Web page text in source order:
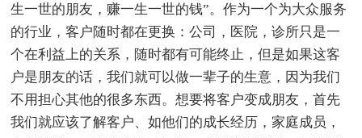
生一世的朋友，赚一生一世的钱”。作为一个为大众服务
的行业，客户随时都在更换：公司，医院，诊所只是一
个在利益上的关系，随时都有可能终止，但是如果这客
户是朋友的话，我们就可以做一辈子的生意，因为我们
不用担心其他的很多东西。想要将客户变成朋友，首先
我们就应该了解客户、如他们的成长经历，家庭成员，